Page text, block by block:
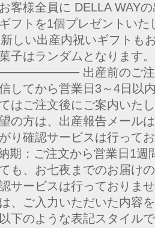
客様全員に DELLA WAY
フトを1個プレゼントい
しい出産内祝いギフトも
子はランダムとなりま
出産前のご注
してから営業日3～4日以
はご注文後にご案内いた
の方は、出産報告メール
り確認サービスは行って
期：ご注文から営業日1
も、お七夜までのお届け
サービスは行っておりま
、ご入力いただいた内容
下のような表記スタイル